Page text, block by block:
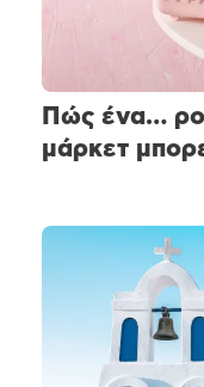
Πώς ένα…
μάρκετ